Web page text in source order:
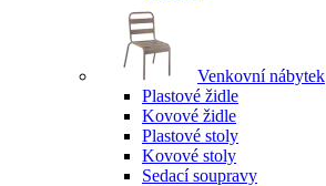
Venkovní nábytek
Plastové židle
Kovové židle
Plastové stoly
Kovové stoly
Sedací soupravy